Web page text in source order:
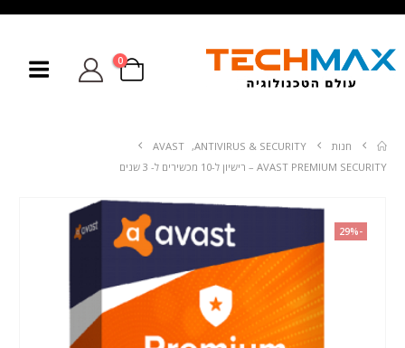
0
חנות ANTIVIRUS & SECURITY
,
AVAST
AVAST PREMIUM SECURITY – רישיון ל-10 מכשירים ל- 3 שנים
-29%